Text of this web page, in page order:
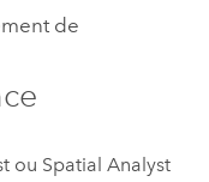
de
ou Spatial Analyst